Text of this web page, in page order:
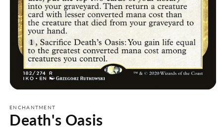
multimedia
1
en
ENCHANTMENT
Death's Oasis